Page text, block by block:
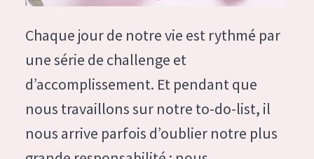
Réduction des rides
Régénération de la peau
Raffermissement de la peau
Peau ménopausée
German
Spanish
Greek
Chaque jour de notre vie est rythmé par
une série de challenge et
d’accomplissement. Et pendant que
nous travaillons sur notre to-do-list, il
nous arrive parfois d’oublier notre plus